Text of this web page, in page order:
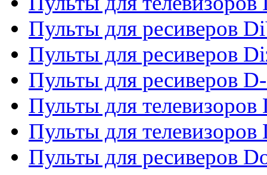
Пульты для ресиверов
Пульты для ресиверов
Пульты для ресиверов
Пульты для телевизоров
Пульты для
Пульты для ресиверов